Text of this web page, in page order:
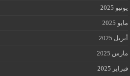
يونيو 2025
مايو 2025
أبريل 2025
مارس 2025
فبراير 2025